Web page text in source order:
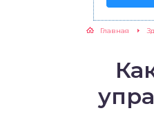
Главная